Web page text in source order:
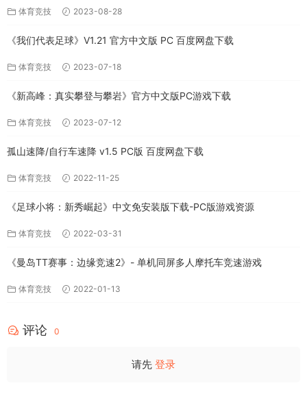
体育竞技 2023-08-28
《我们代表足球》V1.21 官方中文版 PC 百度网盘下载
体育竞技 2023-07-18
《新高峰：真实攀登与攀岩》官方中文版PC游戏下载
体育竞技 2023-07-12
孤山速降/自行车速降 v1.5 PC版 百度网盘下载
体育竞技 2022-11-25
《足球小将：新秀崛起》中文免安装版下载-PC版游戏资源
体育竞技 2022-03-31
《曼岛TT赛事：边缘竞速2》- 单机同屏多人摩托车竞速游戏
体育竞技 2022-01-13
评论 0
请先 登录